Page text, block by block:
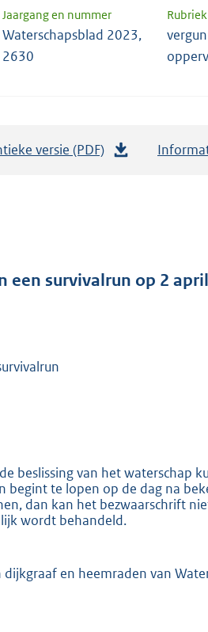
Jaargang en nummer Rubriek
Waterschapsblad 2023,
2630
versie (PDF)
d
:
2
0
b
een survivalrun op 2
beslissing van het waterschap
begint te lopen op de dag na
dan kan het bezwaarschrift
wordt behandeld.
en heemraden van